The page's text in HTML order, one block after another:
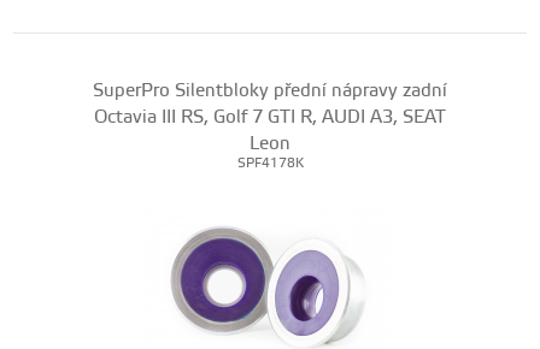
SuperPro Silentbloky přední nápravy zadní
Octavia III RS, Golf 7 GTI R, AUDI A3, SEAT
Leon
SPF4178K